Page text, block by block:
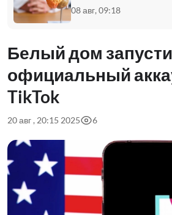
08 авг, 09:18
Белый дом
официальный
TikTok
20 авг , 20:15 2025 6